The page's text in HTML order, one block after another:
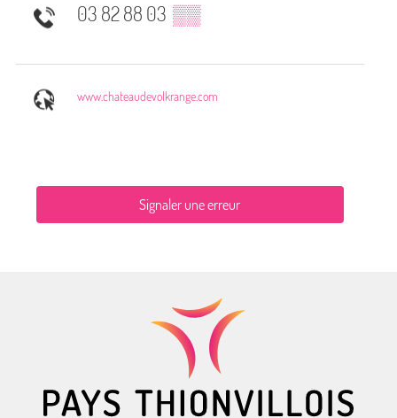
03 82 88 03 ▒▒
www.chateaudevolkrange.com
Signaler une erreur